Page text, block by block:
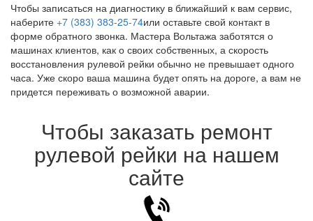
Чтобы записаться на диагностику в ближайший к вам сервис,
наберите +7 (383) 383-25-74или оставьте свой контакт в
форме обратного звонка. Мастера Вольтажа заботятся о
машинах клиентов, как о своих собственных, а скорость
восстановления рулевой рейки обычно не превышает одного
часа. Уже скоро ваша машина будет опять на дороге, а вам не
придется переживать о возможной аварии.
Чтобы заказать ремонт
рулевой рейки на нашем
сайте